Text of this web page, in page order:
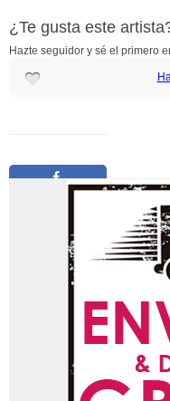
¿Te gusta este
Hazte seguidor y sé el primero
Compartir
Pin